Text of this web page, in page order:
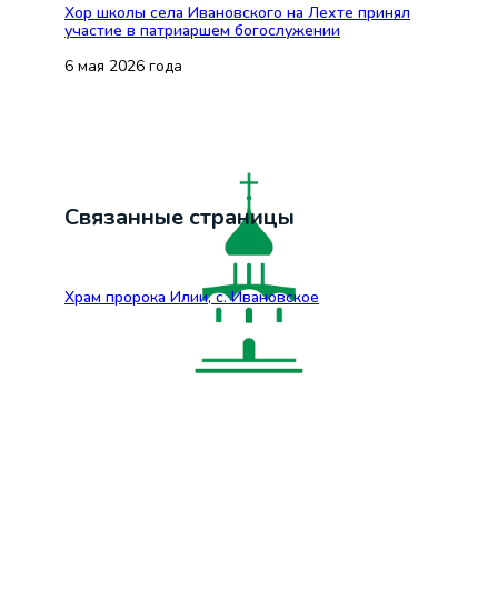
Хор школы села Ивановского на Лехте принял
участие в патриаршем богослужении
6 мая 2026 года
Связанные страницы
Храм пророка Илии, с. Ивановское